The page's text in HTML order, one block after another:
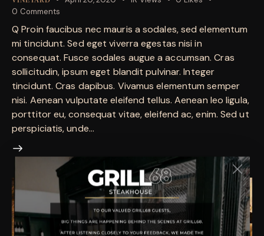
0 Comments
Q Proin faucibus nec mauris a sodales, sed elementum
mi tincidunt. Sed eget viverra egestas nisi in
consequat. Fusce sodales augue a accumsan. Cras
sollicitudin, ipsum eget blandit pulvinar. Integer
tincidunt. Cras dapibus. Vivamus elementum semper
nisi. Aenean vulputate eleifend tellus. Aenean leo ligula,
porttitor eu, consequat vitae, eleifend ac, enim. Sed ut
perspiciatis, unde…